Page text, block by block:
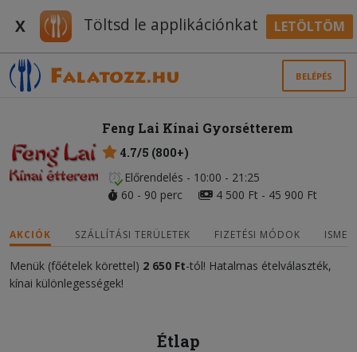
X Töltsd le applikációnkat LETÖLTÖM
BELÉPÉS
Feng Lai Kínai Gyorsétterem
4.7/5 (800+)
Előrendelés - 10:00 - 21:25
60 - 90 perc
4 500 Ft - 45 900 Ft
AKCIÓK SZÁLLÍTÁSI TERÜLETEK FIZETÉSI MÓDOK
Menük (főételek körettel) 2 650 Ft-tól! Hatalmas ételválaszték,
kínai különlegességek!
Étlap